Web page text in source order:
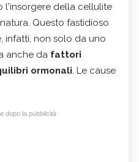
l'insorgere della cellulite
Questo fastidioso
infatti, non solo da uno
anche da fattori
ormonali. Le cause
dopo la pubblicità